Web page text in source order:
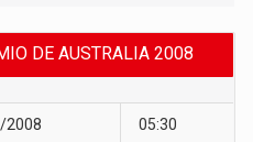
DE AUSTRALIA 2008
2008 05:30